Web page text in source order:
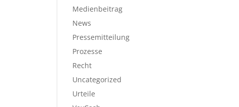
Medienbeitrag
News
Pressemitteilung
Prozesse
Recht
Uncategorized
Urteile